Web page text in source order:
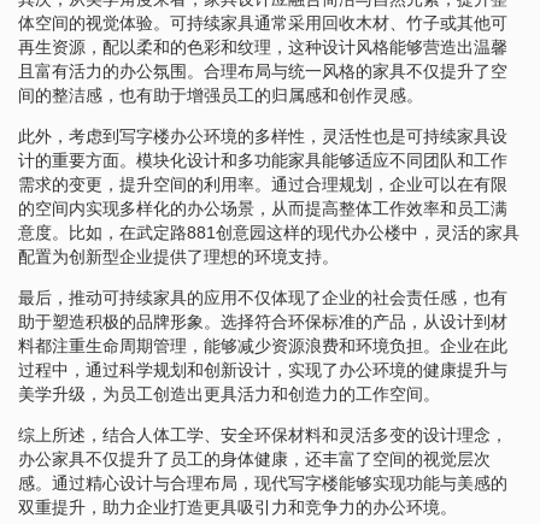
体空间的视觉体验。可持续家具通常采用回收木材、竹子或其他可
再生资源，配以柔和的色彩和纹理，这种设计风格能够营造出温馨
且富有活力的办公氛围。合理布局与统一风格的家具不仅提升了空
间的整洁感，也有助于增强员工的归属感和创作灵感。
此外，考虑到写字楼办公环境的多样性，灵活性也是可持续家具设
计的重要方面。模块化设计和多功能家具能够适应不同团队和工作
需求的变更，提升空间的利用率。通过合理规划，企业可以在有限
的空间内实现多样化的办公场景，从而提高整体工作效率和员工满
意度。比如，在武定路881创意园这样的现代办公楼中，灵活的家具
配置为创新型企业提供了理想的环境支持。
最后，推动可持续家具的应用不仅体现了企业的社会责任感，也有
助于塑造积极的品牌形象。选择符合环保标准的产品，从设计到材
料都注重生命周期管理，能够减少资源浪费和环境负担。企业在此
过程中，通过科学规划和创新设计，实现了办公环境的健康提升与
美学升级，为员工创造出更具活力和创造力的工作空间。
综上所述，结合人体工学、安全环保材料和灵活多变的设计理念，
办公家具不仅提升了员工的身体健康，还丰富了空间的视觉层次
感。通过精心设计与合理布局，现代写字楼能够实现功能与美感的
双重提升，助力企业打造更具吸引力和竞争力的办公环境。